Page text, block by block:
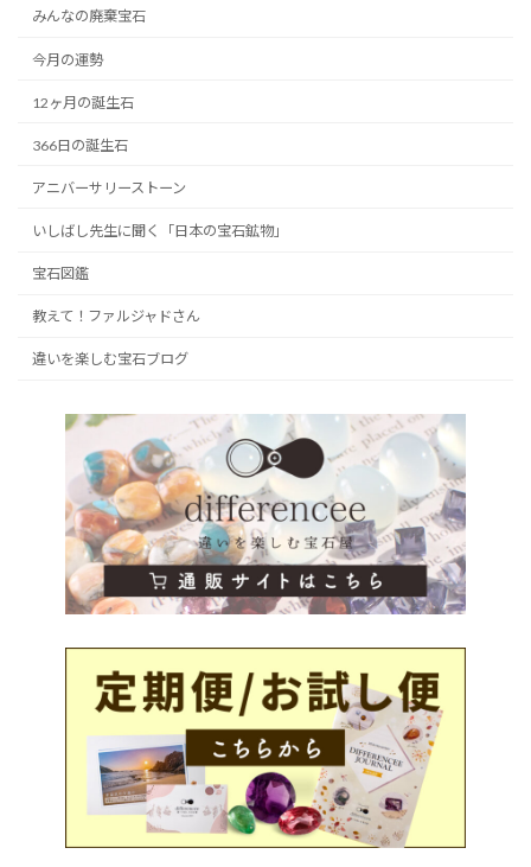
みんなの廃棄宝石
今月の運勢
12ヶ月の誕生石
366日の誕生石
アニバーサリーストーン
いしばし先生に聞く「日本の宝石鉱物」
宝石図鑑
教えて！ファルジャドさん
違いを楽しむ宝石ブログ